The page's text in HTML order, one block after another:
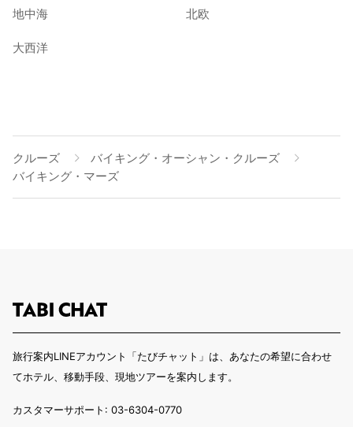
地中海 北欧
大西洋
クルーズ
バイキング・オーシャン・クルーズ
バイキング・マーズ
旅行案内LINEアカウント「たびチャット」は、あなたの希望に合わせ
てホテル、移動手段、現地ツアーを案内します。
カスタマーサポート: 03-6304-0770